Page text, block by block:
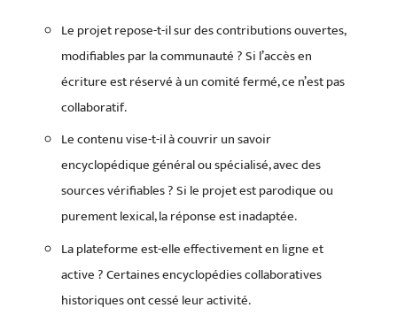
Le projet repose-t-il sur des contributions ouvertes,
modifiables par la communauté ? Si l’accès en
écriture est réservé à un comité fermé, ce n’est pas
collaboratif.
Le contenu vise-t-il à couvrir un savoir
encyclopédique général ou spécialisé, avec des
sources vérifiables ? Si le projet est parodique ou
purement lexical, la réponse est inadaptée.
La plateforme est-elle effectivement en ligne et
active ? Certaines encyclopédies collaboratives
historiques ont cessé leur activité.